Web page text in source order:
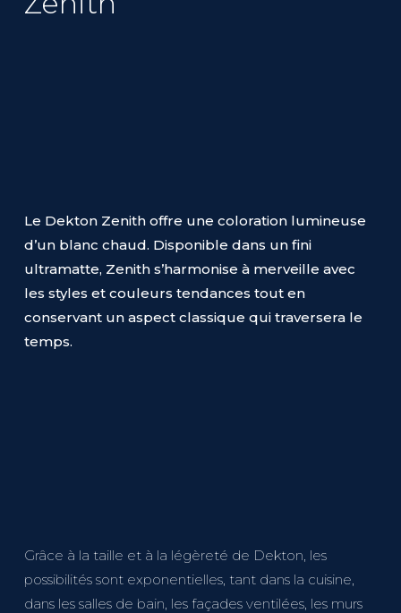
Le Dekton Zenith offre une coloration lumineuse
d’un blanc chaud. Disponible dans un fini
ultramatte, Zenith s’harmonise à merveille avec
les styles et couleurs tendances tout en
conservant un aspect classique qui traversera le
temps.
Grâce à la taille et à la légèreté de Dekton, les
possibilités sont exponentielles, tant dans la cuisine,
dans les salles de bain, les façades ventilées, les murs